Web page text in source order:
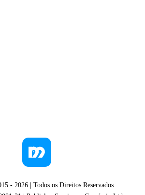
- 2026 | Todos os Direitos Reservados